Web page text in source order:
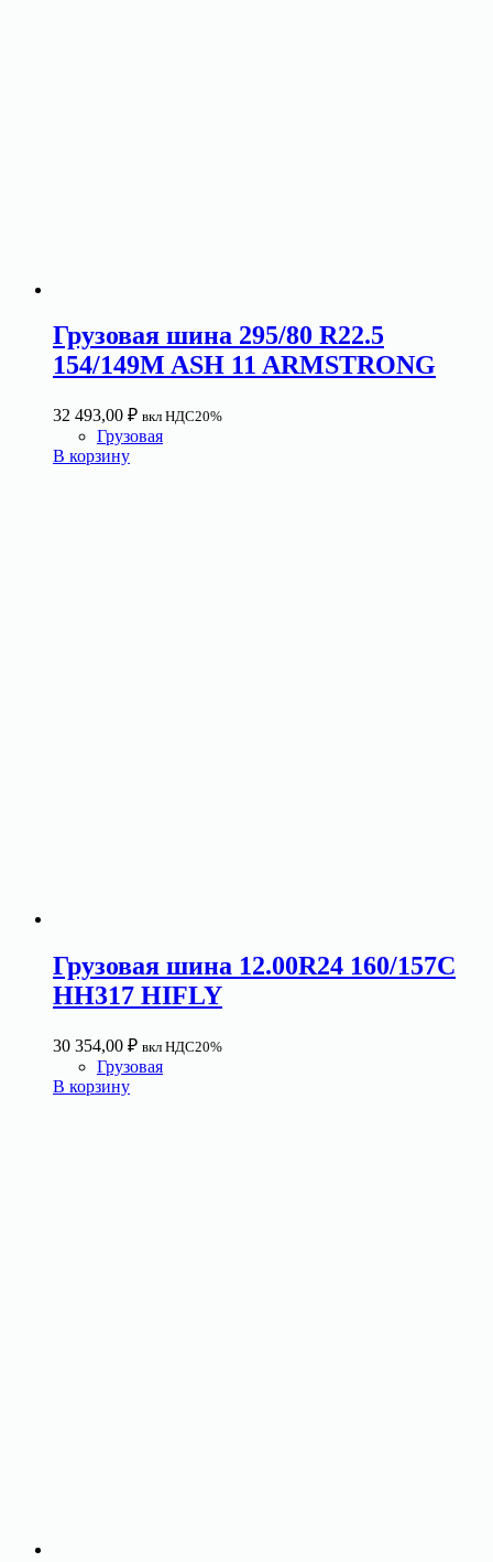
Грузовая шина 295/80 R22.5
154/149M ASH 11 ARMSTRONG
32 493,00 ₽ вкл НДС20%
Грузовая
В корзину
Грузовая шина 12.00R24 160/157C
HH317 HIFLY
30 354,00 ₽ вкл НДС20%
Грузовая
В корзину